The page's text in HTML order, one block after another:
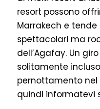
resort possono
Marrakech e
spettacolari ma
dell’Agafay. Un
solitamente
pernottamento nel
quindi informatevi